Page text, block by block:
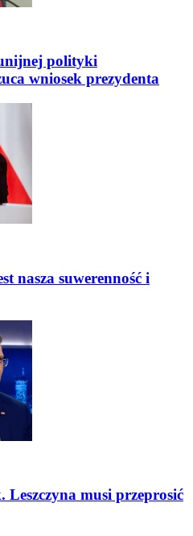
polityki
wniosek prezydenta
nasza suwerenność i
musi przeprosić